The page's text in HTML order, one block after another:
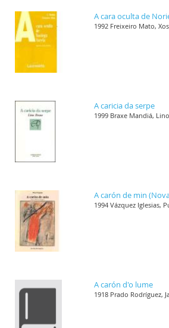
A cara oculta de
1992 Freixeiro Mato,
A caricia da serpe
1999 Braxe Mandiá, Lino
A carón de min
1994 Vázquez Iglesias,
A carón d'o lume
1918 Prado Rodríguez,